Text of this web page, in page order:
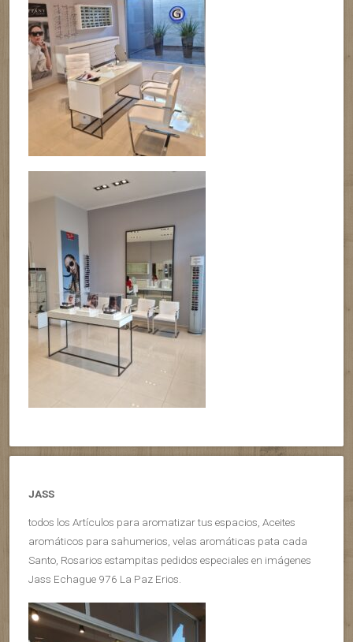
JASS
todos los Artículos para aromatizar tus espacios, Aceites
aromáticos para sahumerios, velas aromáticas pata cada
Santo, Rosarios estampitas pedidos especiales en imágenes
Jass Echague 976 La Paz Erios.